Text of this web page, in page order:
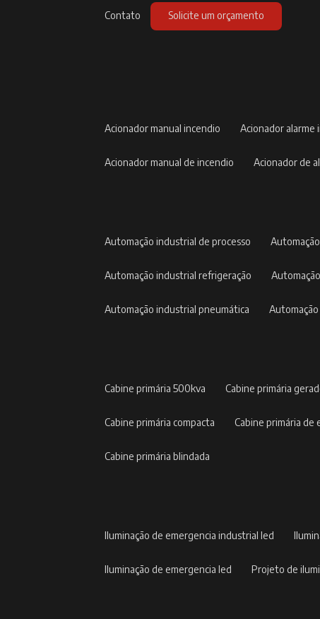
Contato Solicite um orçamento
acionador manual incendio acionador alarme
acionador manual de incendio acionador de
automação industrial de processo
automação industrial refrigeração
automação industrial pneumática
cabine primária 500kva cabine primária
cabine primária compacta cabine primária
cabine primária blindada
iluminação de emergencia industrial led
iluminação de emergencia led projeto de